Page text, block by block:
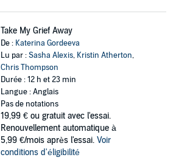
Take My Grief Away
De : Katerina Gordeeva
Lu par :Sasha Alexis, Kristin Atherton,
Chris Thompson
Durée : 12 h et 23 min
Langue : Anglais
Pas de notations
19,99 € ou gratuit avec l'essai.
Renouvellement automatique à
5,99 €/mois après l'essai. Voir
conditions d'éligibilité